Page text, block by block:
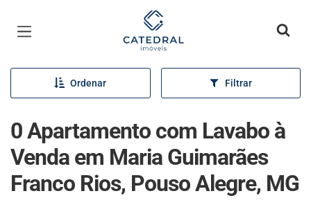
Página inicial
Ordenar Filtrar
0 Apartamento com Lavabo à
Venda em Maria Guimarães
Franco Rios, Pouso Alegre, MG